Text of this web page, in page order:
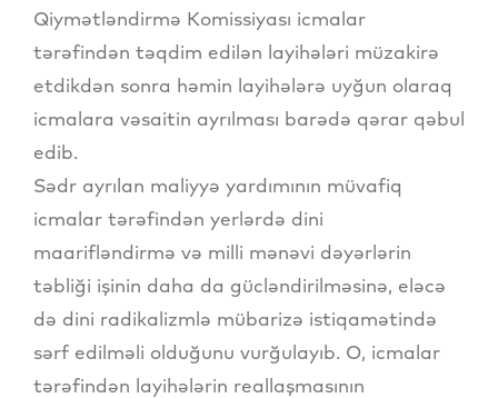
Qiymətləndirmə Komissiyası icmalar
tərəfindən təqdim edilən layihələri müzakirə
etdikdən sonra həmin layihələrə uyğun olaraq
icmalara vəsaitin ayrılması barədə qərar qəbul
edib.
Sədr ayrılan maliyyə yardımının müvafiq
icmalar tərəfindən yerlərdə dini
maarifləndirmə və milli mənəvi dəyərlərin
təbliği işinin daha da gücləndirilməsinə, eləcə
də dini radikalizmlə mübarizə istiqamətində
sərf edilməli olduğunu vurğulayıb. O, icmalar
tərəfindən layihələrin reallaşmasının